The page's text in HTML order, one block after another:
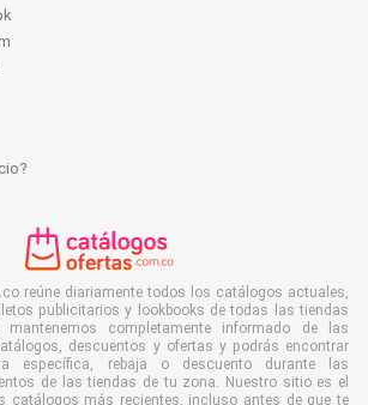
reúne diariamente todos los catálogos actuales,
publicitarios y lookbooks de todas las tiendas
completamente informado de las
descuentos y ofertas y podrás encontrar
específica, rebaja o descuento durante las
de las tiendas de tu zona. Nuestro sitio es el
catálogos más recientes, incluso antes de que te